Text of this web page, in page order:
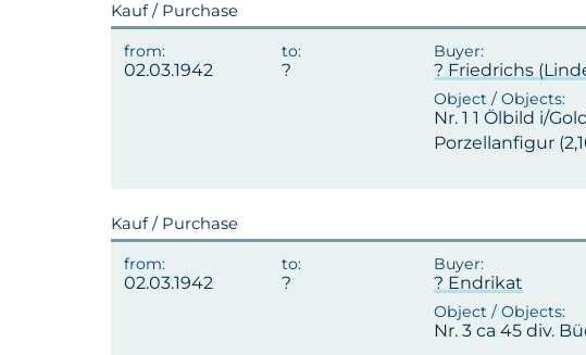
Kauf / Purchase
02.03.1942 ? Friedrichs
Nr. 1 1 Ölbild i/
Porzellanfigur
Kauf / Purchase
02.03.1942 ? Endrikat
Nr. 3 ca 45 div.